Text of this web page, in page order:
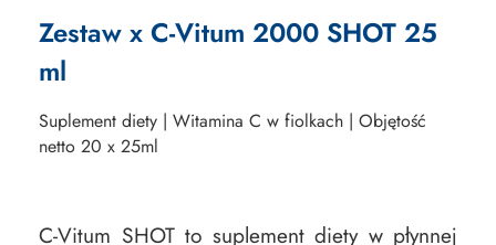
Zestaw x C-Vitum 2000 SHOT 25
ml
Suplement diety | Witamina C w fiolkach | Objętość
netto 20 x 25ml
C-Vitum SHOT to suplement diety w płynnej